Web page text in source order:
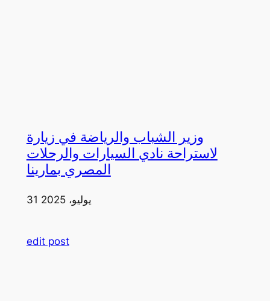
وزير الشباب والرياضة في زيارة
لاستراحة نادي السيارات والرحلات
المصري بمارينا
31 يوليو، 2025
edit post